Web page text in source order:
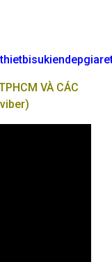
VÀ CÁC